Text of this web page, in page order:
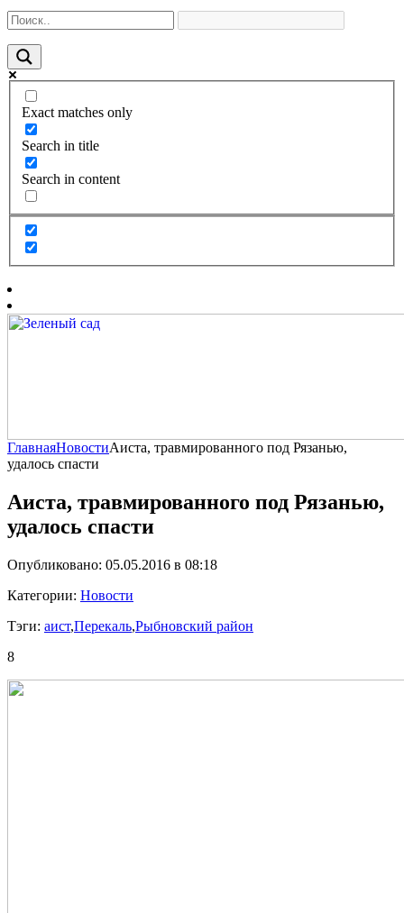
Exact matches only
Search in title
Search in content
ГлавнаяНовостиАиста, травмированного под Рязанью,
удалось спасти
Аиста, травмированного под Рязанью,
удалось спасти
Опубликовано: 05.05.2016 в 08:18
Категории: Новости
Тэги: аист,Перекаль,Рыбновский район
8